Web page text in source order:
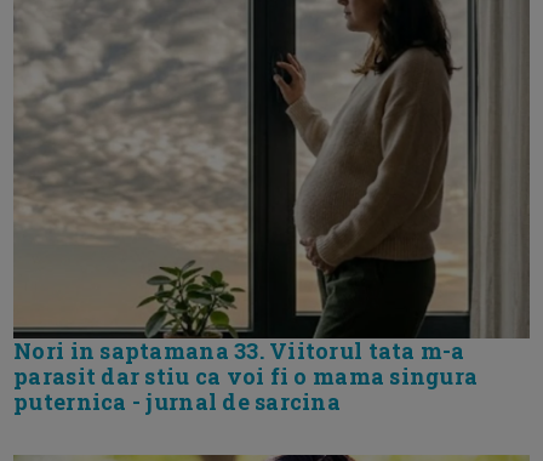
Nori in saptamana 33. Viitorul tata m-a
parasit dar stiu ca voi fi o mama singura
puternica - jurnal de sarcina